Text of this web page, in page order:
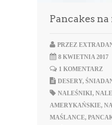
Pancakes
PRZEZ
8 KWIETNIA 2017
1 KOMENTARZ
DESERY,
NALEŚNIKI,
AMERYKAŃSKIE,
MAŚLANCE,